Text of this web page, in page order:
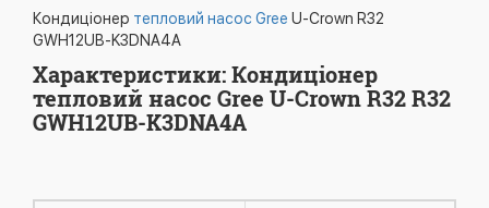
Кондиціонер тепловий насос Gree U-Crown R32
GWH12UB-K3DNA4A
Характеристики: Кондиціонер
тепловий насос Gree U-Crown R32 R32
GWH12UB-K3DNA4A